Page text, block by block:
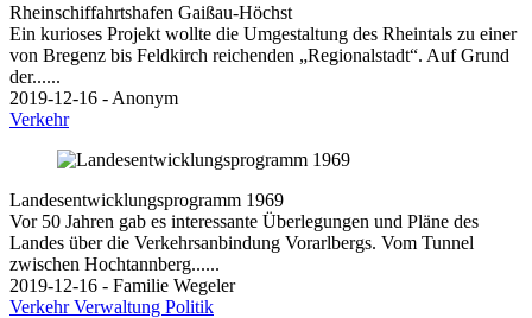
Rheinschiffahrtshafen Gaißau-Höchst
Ein kurioses Projekt wollte die Umgestaltung des Rheintals zu einer
von Bregenz bis Feldkirch reichenden „Regionalstadt“. Auf Grund
der......
2019-12-16 - Anonym
Verkehr
Landesentwicklungsprogramm 1969
Vor 50 Jahren gab es interessante Überlegungen und Pläne des
Landes über die Verkehrsanbindung Vorarlbergs. Vom Tunnel
zwischen Hochtannberg......
2019-12-16 - Familie Wegeler
VerkehrVerwaltung Politik